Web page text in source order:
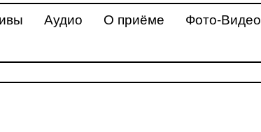
Аудио О приёме
Фото-Видео